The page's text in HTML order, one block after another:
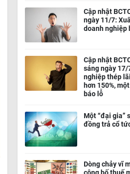
Cập nhật
ngày 11/7:
doanh nghiệp
Cập nhật
sáng ngày 17/
nghiệp thép
hơn 150%,
báo lỗ
Một “đại gia”
đồng trả cổ
Dòng chảy vĩ